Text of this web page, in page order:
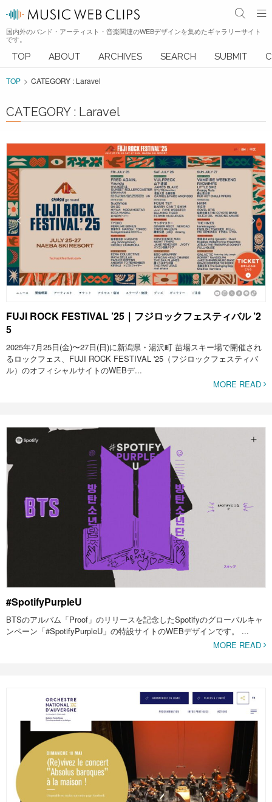
国内外のバンド・アーティスト・音楽関連のWEBデザインを集めたギャラリーサイト
です。
TOP ABOUT ARCHIVES SEARCH SUBMIT
TOP CATEGORY : Laravel
CATEGORY : Laravel
FUJI ROCK FESTIVAL ’25｜フジロックフェスティバル ’2
5
2025年7月25日(金)〜27日(日)に新潟県・湯沢町 苗場スキー場で開催され
るロックフェス、FUJI ROCK FESTIVAL '25（フジロックフェスティバ
ル）のオフィシャルサイトのWEBデ...
MORE READ
#SpotifyPurpleU
BTSのアルバム「Proof」のリリースを記念したSpotifyのグローバルキャ
ンペーン「#SpotifyPurpleU」の特設サイトのWEBデザインです。 ...
MORE READ